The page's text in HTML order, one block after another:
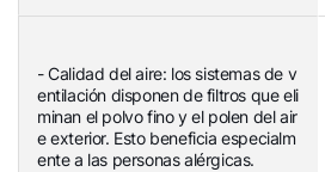
- Calidad del aire: los sistemas de v
entilación disponen de filtros que eli
minan el polvo fino y el polen del air
e exterior. Esto beneficia especialm
ente a las personas alérgicas.